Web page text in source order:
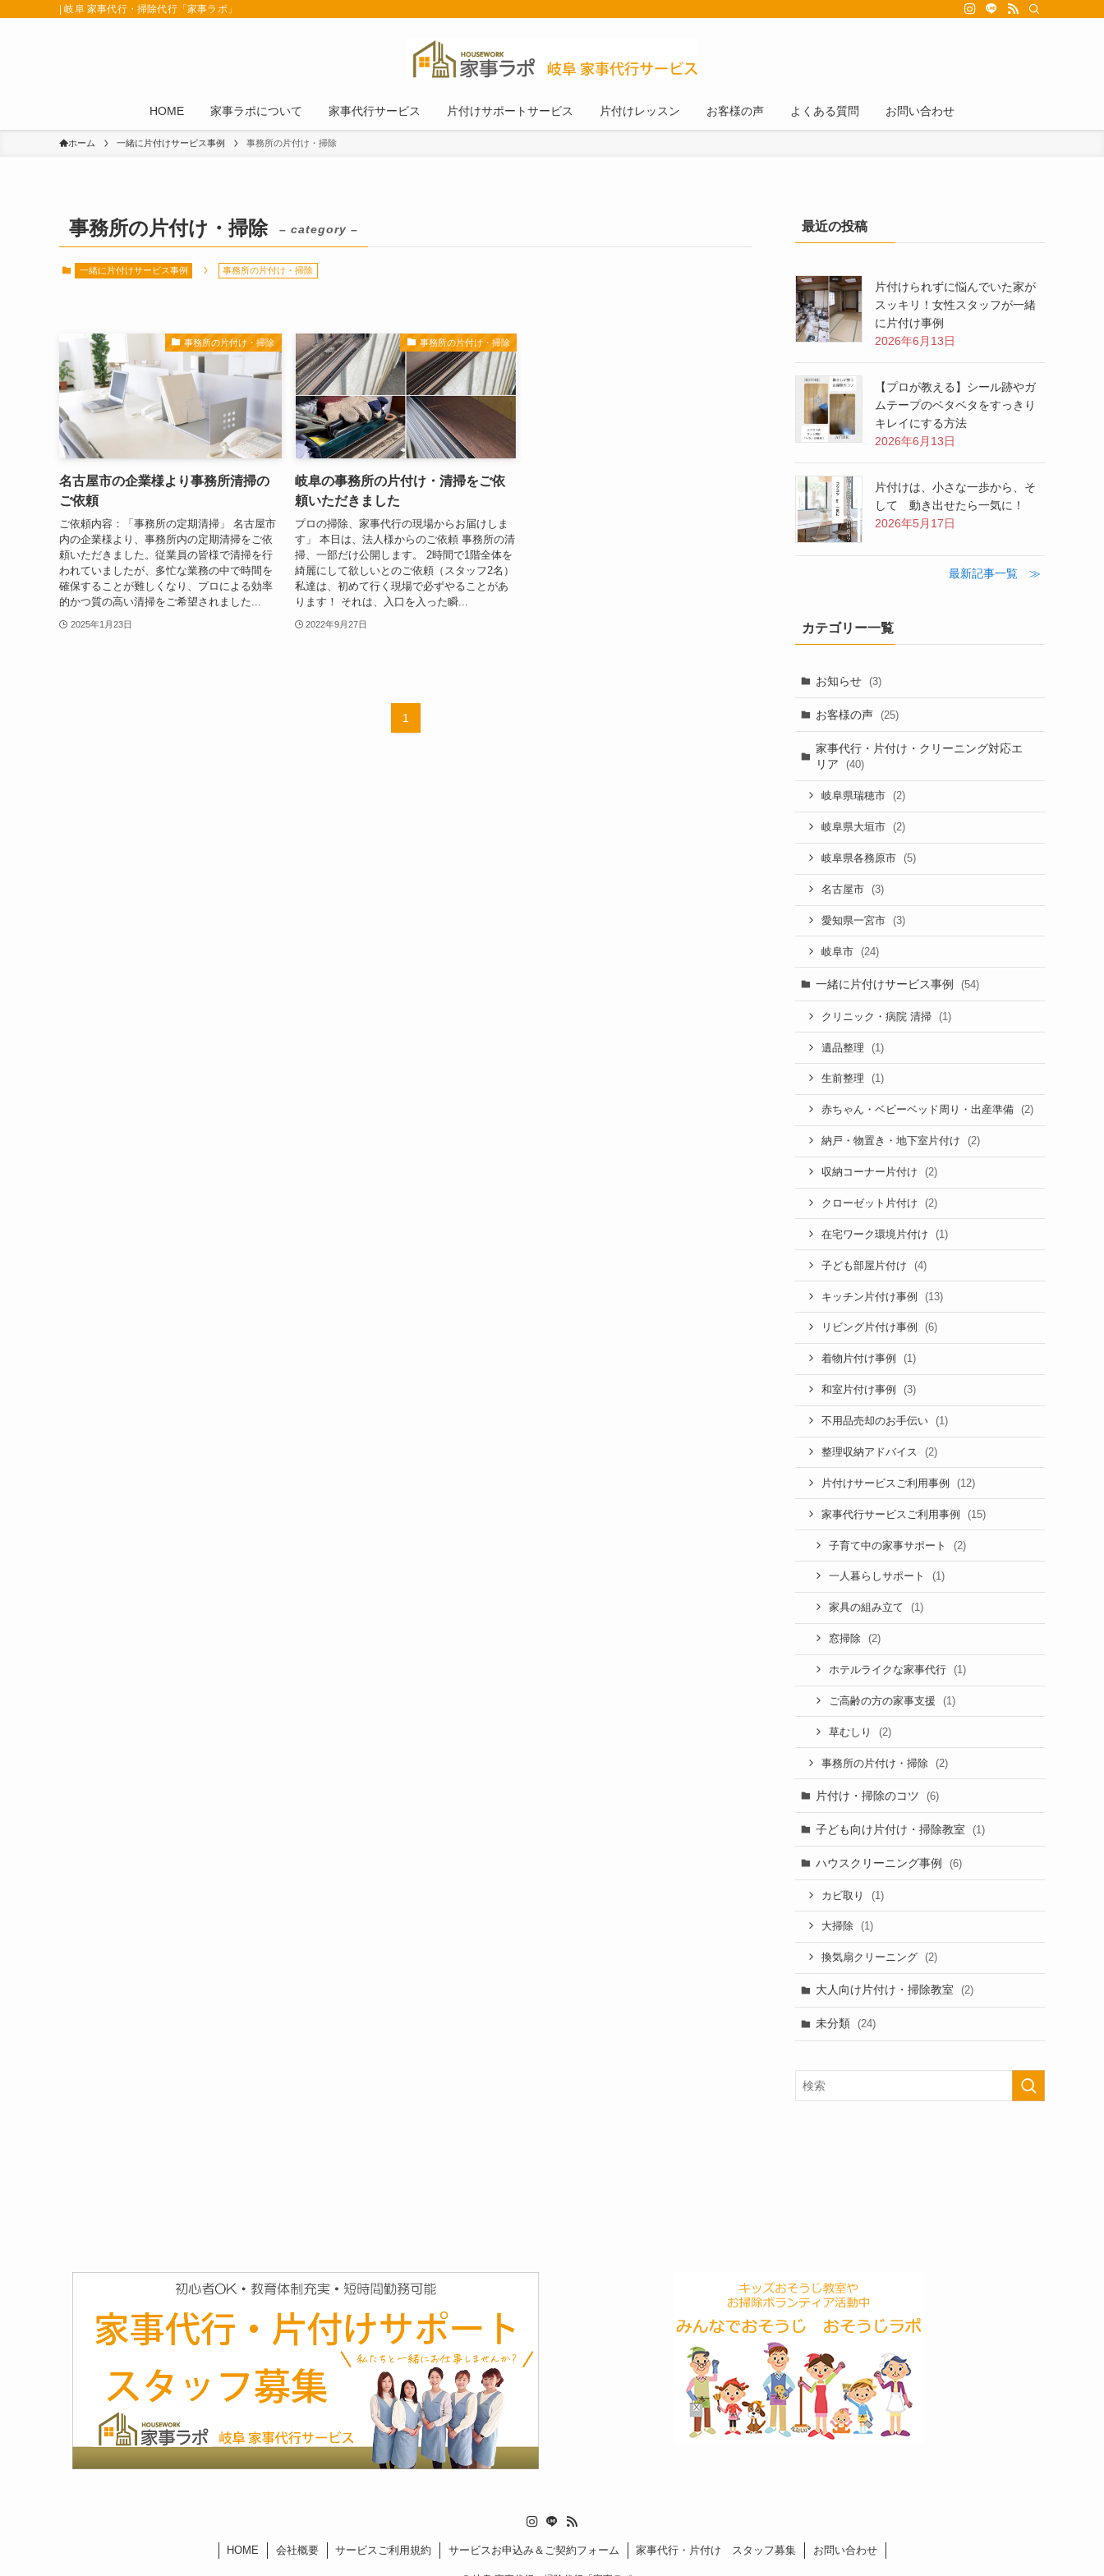
| 岐阜 家事代行・掃除代行「家事ラポ」
HOME 家事ラポについて 家事代行サービス 片付けサポートサービス 片付けレッスン お客様の声 よくある質問 お問い合わせ
ホーム 一緒に片付けサービス事例 事務所の片付け・掃除
事務所の片付け・掃除 – category –
一緒に片付けサービス事例 事務所の片付け・掃除
事務所の片付け・掃除
名古屋市の企業様より事務所清掃の
ご依頼
ご依頼内容：「事務所の定期清掃」 名古屋市
内の企業様より、事務所内の定期清掃をご依
頼いただきました。従業員の皆様で清掃を行
われていましたが、多忙な業務の中で時間を
確保することが難しくなり、プロによる効率
的かつ質の高い清掃をご希望されました...
2025年1月23日
事務所の片付け・掃除
岐阜の事務所の片付け・清掃をご依
頼いただきました
プロの掃除、家事代行の現場からお届けしま
す」 本日は、法人様からのご依頼 事務所の清
掃、一部だけ公開します。 2時間で1階全体を
綺麗にして欲しいとのご依頼（スタッフ2名）
私達は、初めて行く現場で必ずやることがあ
ります！ それは、入口を入った瞬...
2022年9月27日
1
最近の投稿
片付けられずに悩んでいた家が
スッキリ！女性スタッフが一緒
に片付け事例
2026年6月13日
【プロが教える】シール跡やガ
ムテープのベタベタをすっきり
キレイにする方法
2026年6月13日
片付けは、小さな一歩から、そ
して 動き出せたら一気に！
2026年5月17日
最新記事一覧 ≫
カテゴリー一覧
お知らせ (3)
お客様の声 (25)
家事代行・片付け・クリーニング対応エ
リア
(40)
岐阜県瑞穂市 (2)
岐阜県大垣市 (2)
岐阜県各務原市 (5)
名古屋市 (3)
愛知県一宮市 (3)
岐阜市 (24)
一緒に片付けサービス事例 (54)
クリニック・病院 清掃 (1)
遺品整理 (1)
生前整理 (1)
赤ちゃん・ベビーベッド周り・出産準備 (2)
納戸・物置き・地下室片付け (2)
収納コーナー片付け (2)
クローゼット片付け (2)
在宅ワーク環境片付け (1)
子ども部屋片付け (4)
キッチン片付け事例 (13)
リビング片付け事例 (6)
着物片付け事例 (1)
和室片付け事例 (3)
不用品売却のお手伝い (1)
整理収納アドバイス (2)
片付けサービスご利用事例 (12)
家事代行サービスご利用事例 (15)
子育て中の家事サポート (2)
一人暮らしサポート (1)
家具の組み立て (1)
窓掃除 (2)
ホテルライクな家事代行 (1)
ご高齢の方の家事支援 (1)
草むしり (2)
事務所の片付け・掃除 (2)
片付け・掃除のコツ (6)
子ども向け片付け・掃除教室 (1)
ハウスクリーニング事例 (6)
カビ取り (1)
大掃除 (1)
換気扇クリーニング (2)
大人向け片付け・掃除教室 (2)
未分類 (24)
HOME 会社概要 サービスご利用規約 サービスお申込み＆ご契約フォーム 家事代行・片付け スタッフ募集 お問い合わせ